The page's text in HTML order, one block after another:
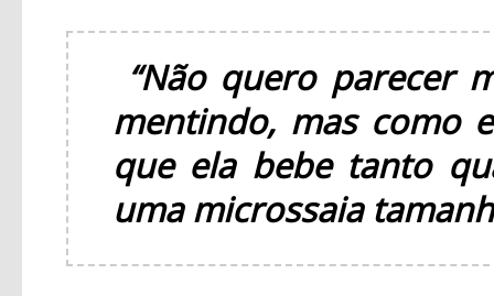
“Não quero parecer
mentindo, mas como
que ela bebe tanto
uma microssaia